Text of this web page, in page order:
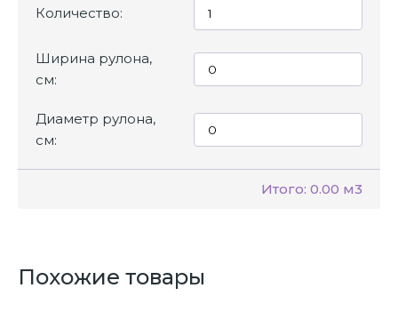
Количество:
Ширина рулона,
см:
Диаметр рулона,
см:
Итого: 0.00 м3
Похожие товары